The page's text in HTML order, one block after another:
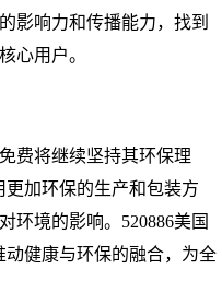
影响力和传播能力，找到
心用户。
费将继续坚持其环保理
加环保的生产和包装方
环境的影响。520886美国
健康与环保的融合，为全